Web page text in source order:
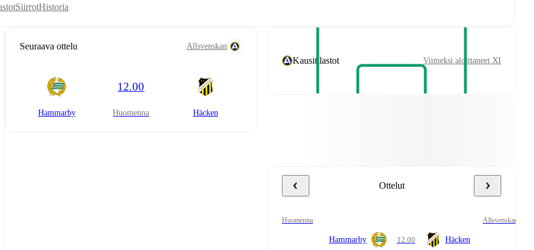
SiirrotHistoria
Seuraava ottelu Allsvenskan
Hammarby
12.00
huomenna Häcken
Kausitilastot Viimeksi aloittaneet XI
Ottelut
huomenna Allsvenskan
Hammarby 12.00 Häcken